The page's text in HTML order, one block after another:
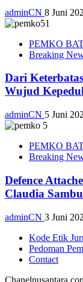
adminCN 8 Juni
PEMKO
Breaking
Dari
Wujud
adminCN 5 Juni
PEMKO
Breaking
Defence
Claudia
adminCN 3 Juni
Kode Etik
Pedoman
Contact